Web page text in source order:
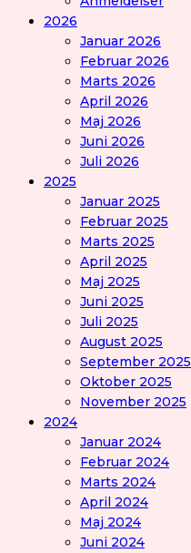
2026
Januar 2026
Februar 2026
Marts 2026
April 2026
Maj 2026
Juni 2026
Juli 2026
2025
Januar 2025
Februar 2025
Marts 2025
April 2025
Maj 2025
Juni 2025
Juli 2025
August 2025
September 2025
Oktober 2025
November 2025
2024
Januar 2024
Februar 2024
Marts 2024
April 2024
Maj 2024
Juni 2024